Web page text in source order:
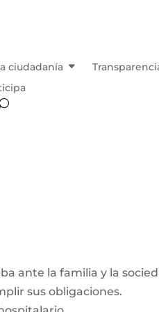
ciudadanía
ante la familia y la
sus obligaciones.